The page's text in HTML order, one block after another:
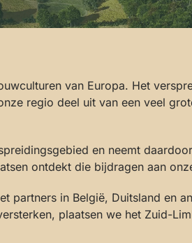
van Europa. Het
regio deel uit van een veel
en neemt
ontdekt die bijdragen aan
partners in België, Duitsland en
plaatsen we het Zuid-